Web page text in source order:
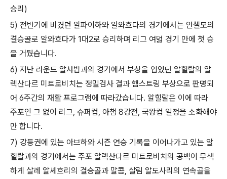
승리)
5) 전반기에 비겼던 알파이하와 알와흐다의 경기에서는 안셀모의
결승골로 알와흐다가 1대2로 승리하며 리그 여덟 경기 만에 첫 승
을 거뒀습니다.
6) 지난 라운드 알샤밥과의 경기에서 부상을 입었던 알힐랄의 알
렉산다르 미트로비치는 정밀검사 결과 햄스트링 부상으로 판명되
어 6주간의 재활 프로그램에 따라갔습니다. 알힐랄은 이에 따라
주포인 그 없이 리그, 슈퍼컵, 아챔 8강전, 국왕컵 일정을 소화해야
만 합니다.
7) 강등권에 있는 아브하와 시즌 연승 기록을 이어나가고 있는 알
힐랄과의 경기에서는 주포 알렉산다르 미트로비치의 공백이 무색
하게 살레 알셰흐리의 결승골과 말콤, 살림 알도사리의 연속골을